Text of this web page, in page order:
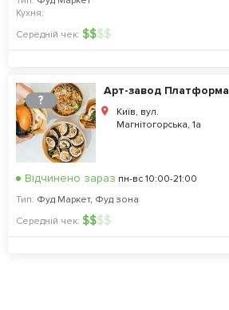
Кухня:
Середній чек: $$$$
?
Арт-завод Платформа
Київ, вул.
Магнітогорська, 1а
Відчинено зараз пн-вс 10:00-21:00
Тип: Фуд Маркет, Фуд зона
Середній чек: $$$$